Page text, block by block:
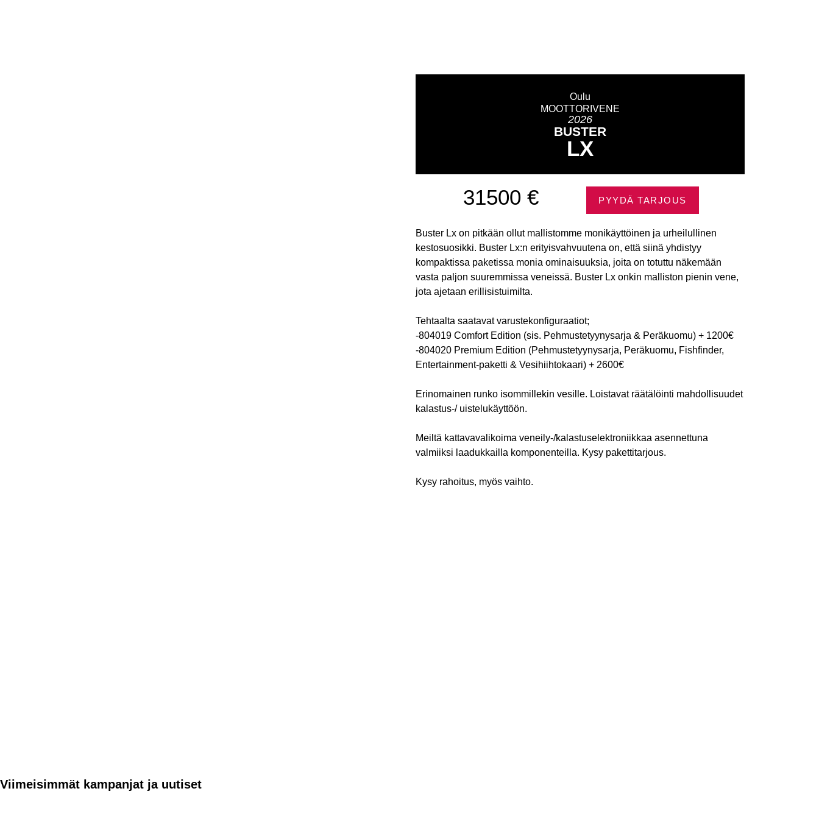
Oulu
MOOTTORIVENE
2026
BUSTER
LX
31500 € PYYDÄ TARJOUS
Buster Lx on pitkään ollut mallistomme monikäyttöinen ja urheilullinen
kestosuosikki. Buster Lx:n erityisvahvuutena on, että siinä yhdistyy
kompaktissa paketissa monia ominaisuuksia, joita on totuttu näkemään
vasta paljon suuremmissa veneissä. Buster Lx onkin malliston pienin vene,
jota ajetaan erillisistuimilta.
Tehtaalta saatavat varustekonfiguraatiot;
-804019 Comfort Edition (sis. Pehmustetyynysarja & Peräkuomu) + 1200€
-804020 Premium Edition (Pehmustetyynysarja, Peräkuomu, Fishfinder,
Entertainment-paketti & Vesihiihtokaari) + 2600€
Erinomainen runko isommillekin vesille. Loistavat räätälöinti mahdollisuudet
kalastus-/ uistelukäyttöön.
Meiltä kattavavalikoima veneily-/kalastuselektroniikkaa asennettuna
valmiiksi laadukkailla komponenteilla. Kysy pakettitarjous.
Kysy rahoitus, myös vaihto.
Viimeisimmät kampanjat ja uutiset